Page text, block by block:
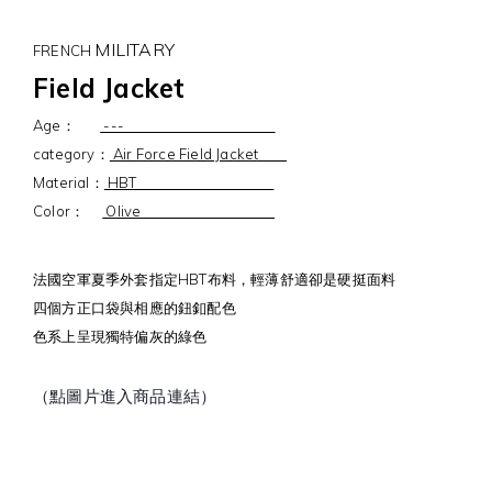
FRENCH MILITARY
Field Jacket
Age：
---
category： Air Force Field Jacket
Material： HBT
Color：
Olive
法國空軍夏季外套指定HBT布料，輕薄舒適卻是硬挺面料
四個方正口袋與相應的鈕釦配色
色系上呈現獨特偏灰的綠色
（點圖片進入商品連結）